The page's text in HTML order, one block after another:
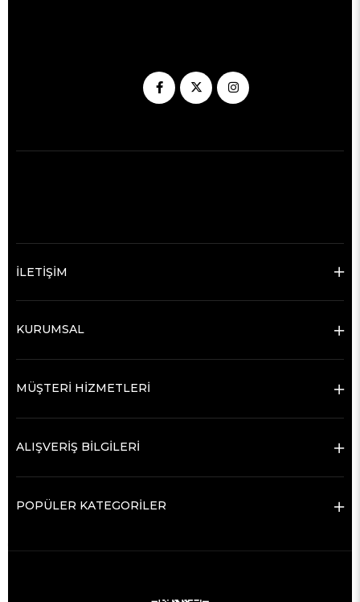
İLETİŞİM
KURUMSAL
MÜŞTERİ HİZMETLERİ
ALIŞVERİŞ BİLGİLERİ
POPÜLER KATEGORİLER